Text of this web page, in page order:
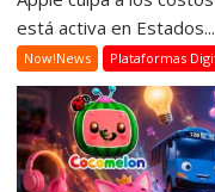
está activa en Estados...
Now!News Plataformas